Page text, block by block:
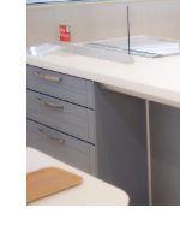
ン」の京友禅を
る美しさがあり